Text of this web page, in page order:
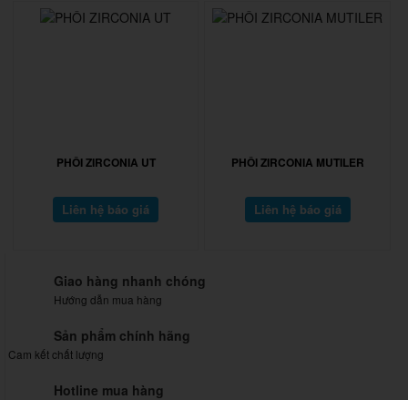
PHÔI ZIRCONIA UT
Liên hệ báo giá
PHÔI ZIRCONIA MUTILER
Liên hệ báo giá
Giao hàng nhanh chóng
Hướng dẫn mua hàng
Sản phẩm chính hãng
Cam kết chất lượng
Hotline mua hàng